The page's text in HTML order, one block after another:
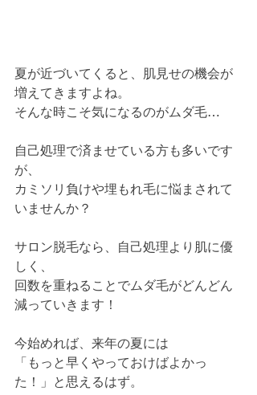
夏が近づいてくると、肌見せの機会が
増えてきますよね。
そんな時こそ気になるのがムダ毛…
自己処理で済ませている方も多いです
が、
カミソリ負けや埋もれ毛に悩まされて
いませんか？
サロン脱毛なら、自己処理より肌に優
しく、
回数を重ねることでムダ毛がどんどん
減っていきます！
今始めれば、来年の夏には
「もっと早くやっておけばよかっ
た！」と思えるはず。